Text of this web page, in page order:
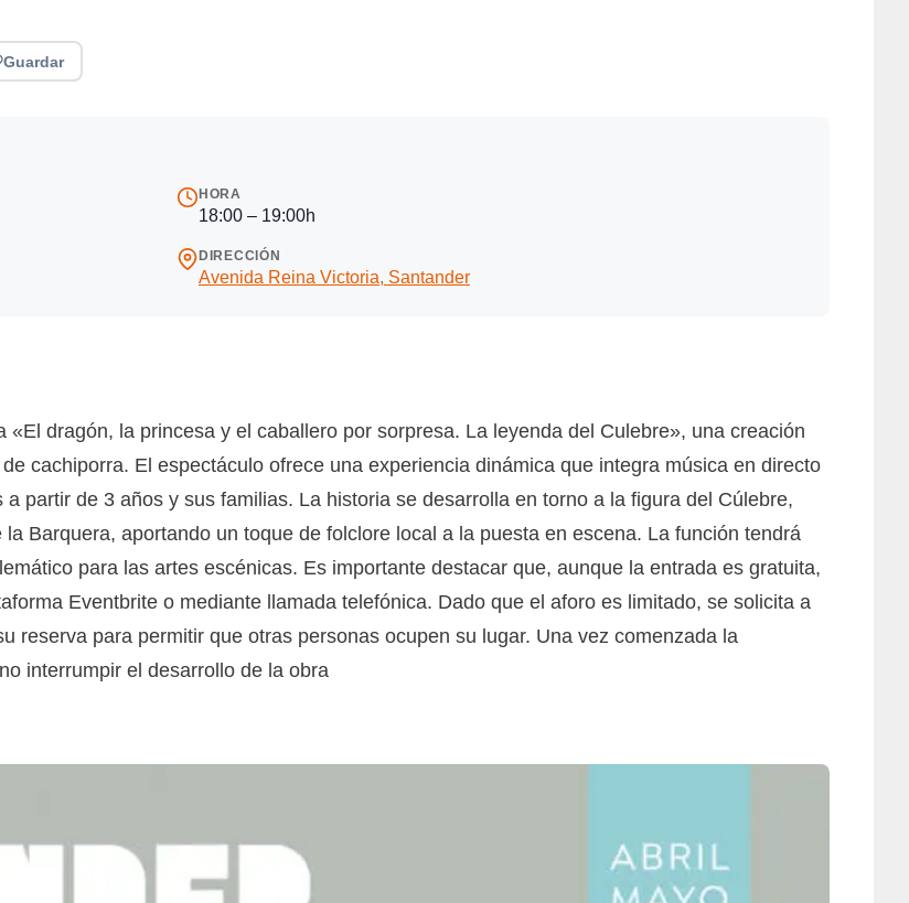
Guardar
HORA
18:00 – 19:00h
DIRECCIÓN
Avenida Reina Victoria, Santander
dragón, la princesa y el caballero por sorpresa. La leyenda del Culebre», una creación
cachiporra. El espectáculo ofrece una experiencia dinámica que integra música en directo
partir de 3 años y sus familias. La historia se desarrolla en torno a la figura del Cúlebre,
Barquera, aportando un toque de folclore local a la puesta en escena. La función tendrá
para las artes escénicas. Es importante destacar que, aunque la entrada es gratuita,
Eventbrite o mediante llamada telefónica. Dado que el aforo es limitado, se solicita a
reserva para permitir que otras personas ocupen su lugar. Una vez comenzada la
interrumpir el desarrollo de la obra